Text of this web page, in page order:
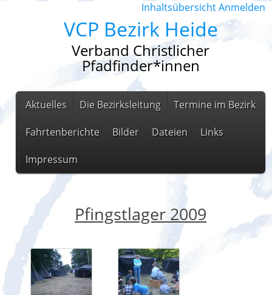
InhaltsübersichtAnmelden
VCP Bezirk Heide
Verband Christlicher
Pfadfinder*innen
Aktuelles Die Bezirksleitung Termine im Bezirk
Fahrtenberichte Bilder Dateien Links
Impressum
Pfingstlager 2009